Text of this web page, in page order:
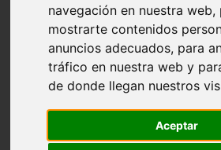
navegación en nuestra web,
mostrarte contenidos
anuncios adecuados, para
tráfico en nuestra web y
de donde llegan nuestros
Aceptar